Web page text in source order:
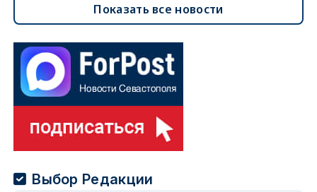
Показать все новости
Выбор Редакции